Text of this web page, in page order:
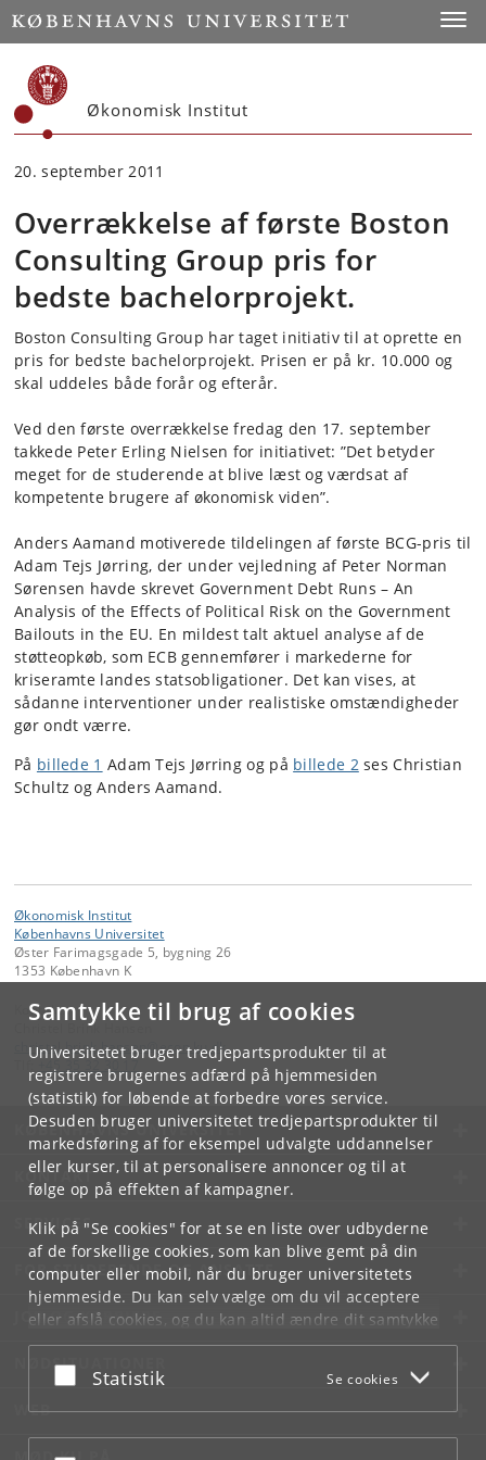
Samtykke til brug af cookies
Universitetet bruger tredjepartsprodukter til at
registrere brugernes adfærd på hjemmesiden
(statistik) for løbende at forbedre vores service.
Desuden bruger universitetet tredjepartsprodukter til
markedsføring af for eksempel udvalgte uddannelser
eller kurser, til at personalisere annoncer og til at
følge op på effekten af kampagner.
Klik på "Se cookies" for at se en liste over udbyderne
af de forskellige cookies, som kan blive gemt på din
computer eller mobil, når du bruger universitetets
hjemmeside. Du kan selv vælge om du vil acceptere
eller afslå cookies, og du kan altid ændre dit samtykke
underCookie- og privatlivspolitiksom du finder i
bunden af hver side.
Acceptér eller afslå
Statistik Se cookies
Start
Økonomisk Institut
20. september 2011
Overrækkelse af første Boston
Consulting Group pris for
bedste bachelorprojekt.
Boston Consulting Group har taget initiativ til at oprette en
pris for bedste bachelorprojekt. Prisen er på kr. 10.000 og
skal uddeles både forår og efterår.
Ved den første overrækkelse fredag den 17. september
takkede Peter Erling Nielsen for initiativet: ”Det betyder
meget for de studerende at blive læst og værdsat af
kompetente brugere af økonomisk viden”.
Anders Aamand motiverede tildelingen af første BCG-pris til
Adam Tejs Jørring, der under vejledning af Peter Norman
Sørensen havde skrevet Government Debt Runs – An
Analysis of the Effects of Political Risk on the Government
Bailouts in the EU. En mildest talt aktuel analyse af de
støtteopkøb, som ECB gennemfører i markederne for
kriseramte landes statsobligationer. Det kan vises, at
sådanne interventioner under realistiske omstændigheder
gør ondt værre.
På billede 1 Adam Tejs Jørring og på billede 2ses Christian
Schultz og Anders Aamand.
Økonomisk Institut
Københavns Universitet
Øster Farimagsgade 5, bygning 26
1353 København K
Kontakt:
Christel Brink Hansen
christel.brink.hansen@econ.ku .dk
KØBENHAVNS UNIVERSITET
KONTAKT
SERVICES
FOR STUDERENDE OG ANSATTE
JOB OG KARRIERE
NØDSITUATIONER
WEB